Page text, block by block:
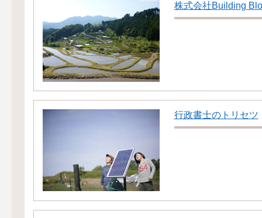
株式会社Building
行政書士のトリセツ